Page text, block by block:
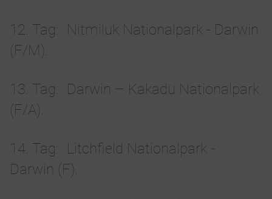
12. Tag
Nitmiluk Nationalpark - Darwin
(F/M).
13. Tag
Darwin – Kakadu Nationalpark
(F/A).
14. Tag
Litchfield Nationalpark -
Darwin (F).